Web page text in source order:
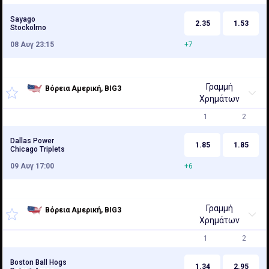
Sayago
Stockolmo
2.35 1.53
08 Αυγ 23:15 +7
Βόρεια Αμερική, BIG3
Γραμμή
Χρημάτων
1 2
Dallas Power
Chicago Triplets
1.85 1.85
09 Αυγ 17:00 +6
Βόρεια Αμερική, BIG3
Γραμμή
Χρημάτων
1 2
Boston Ball Hogs
1.34 2.95